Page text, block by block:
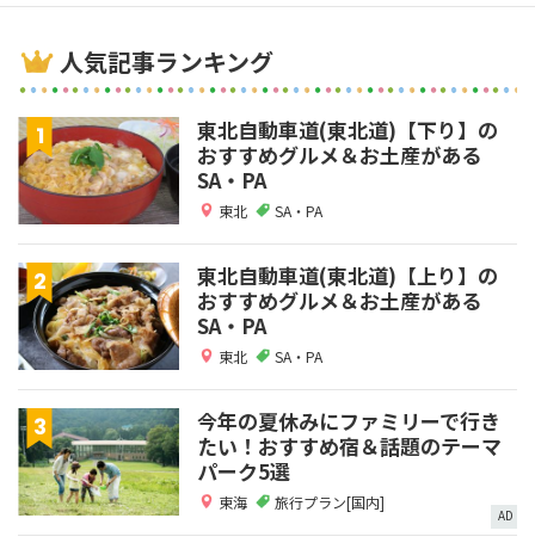
人気記事ランキング
東北自動車道(東北道)【下り】の
おすすめグルメ＆お土産がある
SA・PA
東北 SA・PA
東北自動車道(東北道)【上り】の
おすすめグルメ＆お土産がある
SA・PA
東北 SA・PA
今年の夏休みにファミリーで行き
たい！おすすめ宿＆話題のテーマ
パーク5選
東海 旅行プラン[国内]
AD